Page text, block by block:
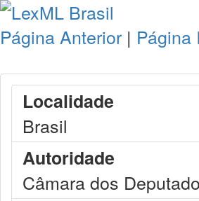
Página Anterior | Página
Localidade
Brasil
Autoridade
Câmara dos